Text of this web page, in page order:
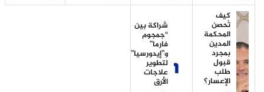
كيف
تُحصن
المحكمة
المدين
بمجرد
قبول
طلب
الإعسار؟
شراكة بين
“جمجوم
فارما”
و”إيدورسيا”
لتطوير
علاجات
الأرق